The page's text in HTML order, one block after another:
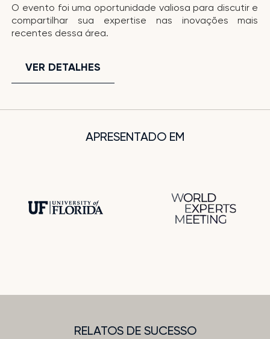
O evento foi uma oportunidade valiosa para discutir e
compartilhar sua expertise nas inovações mais
recentes dessa área.
VER DETALHES
mercado. Bold Up Premium Edition Uma imersão completa, com
treinamento em cadáveres, técnicas a laser e cirúrgicas, coordenada
pelos Drs. Flávio Rezende e André Cavalcante. Inscrições limitadas.
VER DETALHES
APRESENTADO EM
RELATOS DE SUCESSO